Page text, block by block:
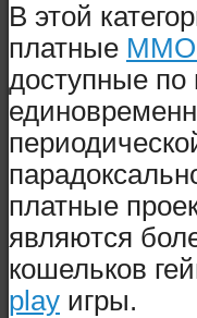
В этой
платные
доступные по
платные
являются
кошельков
play игры.